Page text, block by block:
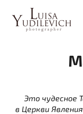
Это чудесное
в Церкви